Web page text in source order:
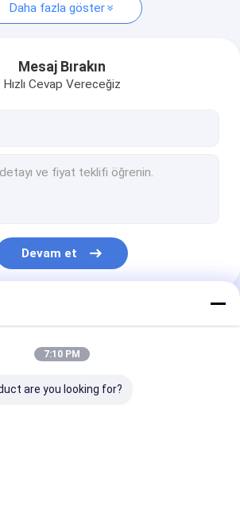
Makinası
Makinesi
Makinesi
Daha fazla göster
Mesaj Bırakın
Hızlı Cevap Vereceğiz
Devam et
7:10 PM
are you looking for?